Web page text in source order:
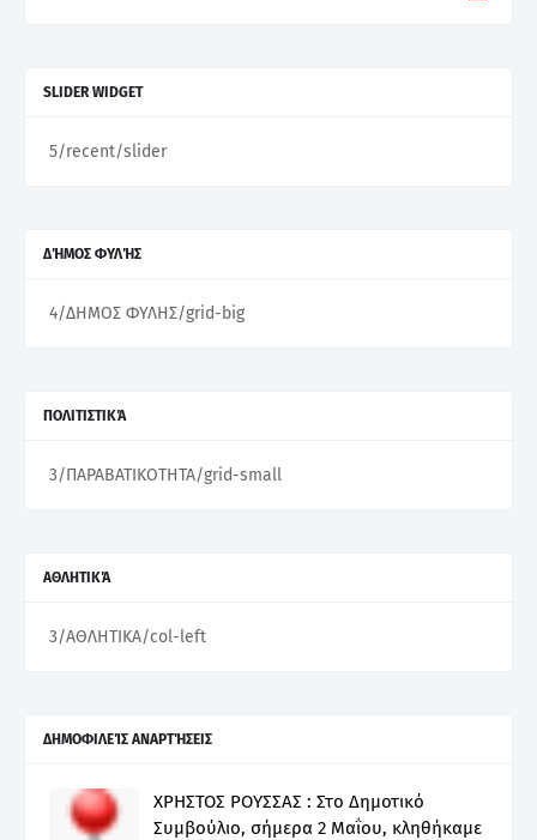
SLIDER WIDGET
5/recent/slider
ΔΉΜΟΣ ΦΥΛΉΣ
4/ΔΗΜΟΣ ΦΥΛΗΣ/grid-big
ΠΟΛΙΤΙΣΤΙΚΆ
3/ΠΑΡΑΒΑΤΙΚΟΤΗΤΑ/grid-small
ΑΘΛΗΤΙΚΆ
3/ΑΘΛΗΤΙΚΑ/col-left
ΔΗΜΟΦΙΛΕΊΣ ΑΝΑΡΤΉΣΕΙΣ
ΧΡΗΣΤΟΣ ΡΟΥΣΣΑΣ : Στο Δημοτικό
Συμβούλιο, σήμερα 2 Μαΐου, κληθήκαμε